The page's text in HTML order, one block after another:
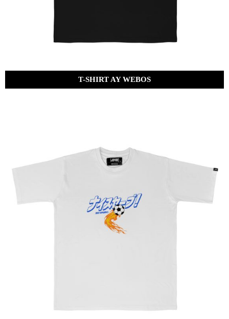
T-SHIRT AY WEBOS